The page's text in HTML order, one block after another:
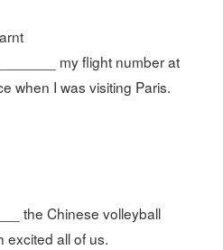
my flight number at
when I was visiting Paris.
the Chinese volleyball
excited all of us.